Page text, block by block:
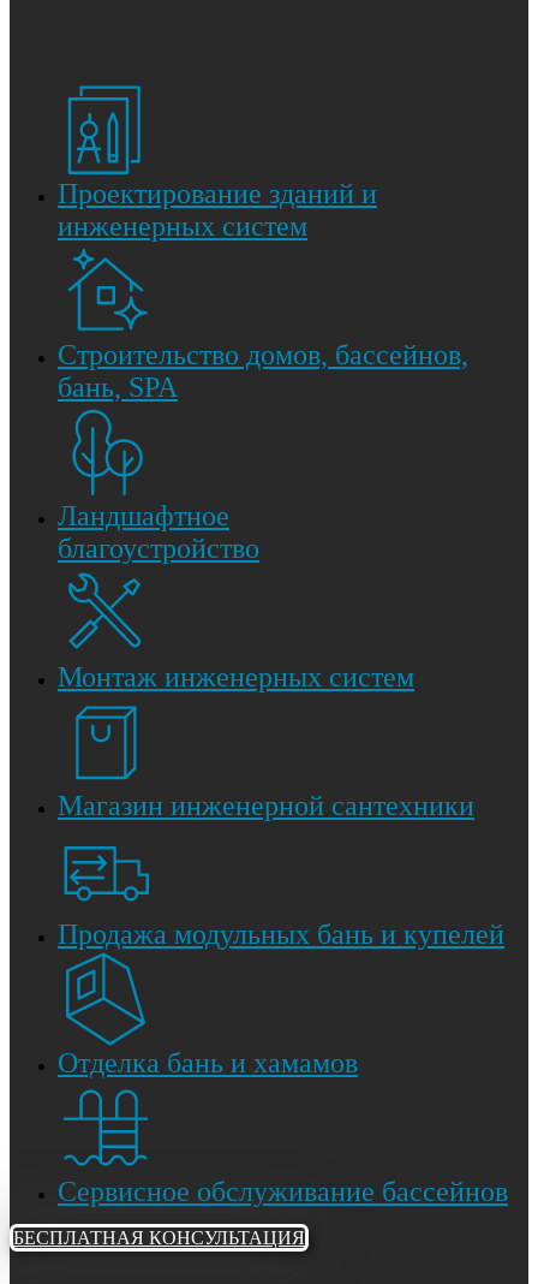
Проектирование зданий и
инженерных систем
Строительство домов, бассейнов,
бань, SPA
Ландшафтное
благоустройство
Монтаж инженерных систем
Магазин инженерной сантехники
Продажа модульных бань и купелей
Отделка бань и хамамов
Сервисное обслуживание бассейнов
БЕСПЛАТНАЯ КОНСУЛЬТАЦИЯ